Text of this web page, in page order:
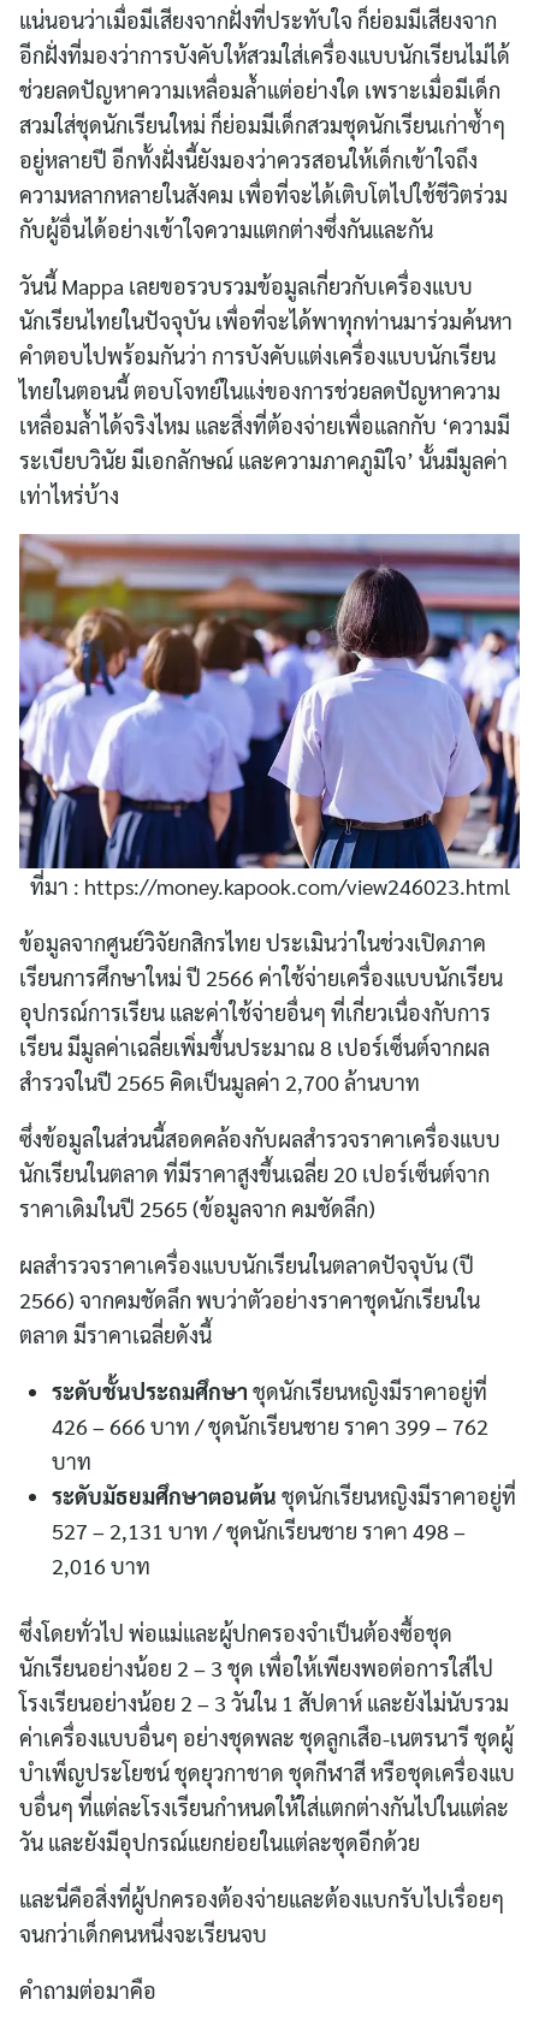
แน่นอนว่าเมื่อมีเสียงจากฝั่งที่ประทับใจ ก็ย่อมมีเสียงจาก
อีกฝั่งที่มองว่าการบังคับให้สวมใส่เครื่องแบบนักเรียนไม่ได้
ช่วยลดปัญหาความเหลื่อมล้ำแต่อย่างใด เพราะเมื่อมีเด็ก
สวมใส่ชุดนักเรียนใหม่ ก็ย่อมมีเด็กสวมชุดนักเรียนเก่าซ้ำๆ
อยู่หลายปี อีกทั้งฝั่งนี้ยังมองว่าควรสอนให้เด็กเข้าใจถึง
ความหลากหลายในสังคม เพื่อที่จะได้เติบโตไปใช้ชีวิตร่วม
กับผู้อื่นได้อย่างเข้าใจความแตกต่างซึ่งกันและกัน
วันนี้ Mappa เลยขอรวบรวมข้อมูลเกี่ยวกับเครื่องแบบ
นักเรียนไทยในปัจจุบัน เพื่อที่จะได้พาทุกท่านมาร่วมค้นหา
คำตอบไปพร้อมกันว่า การบังคับแต่งเครื่องแบบนักเรียน
ไทยในตอนนี้ ตอบโจทย์ในแง่ของการช่วยลดปัญหาความ
เหลื่อมล้ำได้จริงไหม และสิ่งที่ต้องจ่ายเพื่อแลกกับ ‘ความมี
ระเบียบวินัย มีเอกลักษณ์ และความภาคภูมิใจ’ นั้นมีมูลค่า
เท่าไหร่บ้าง
ที่มา : https://money.kapook.com/view246023.html
ข้อมูลจากศูนย์วิจัยกสิกรไทย ประเมินว่าในช่วงเปิดภาค
เรียนการศึกษาใหม่ ปี 2566 ค่าใช้จ่ายเครื่องแบบนักเรียน
อุปกรณ์การเรียน และค่าใช้จ่ายอื่นๆ ที่เกี่ยวเนื่องกับการ
เรียน มีมูลค่าเฉลี่ยเพิ่มขึ้นประมาณ 8 เปอร์เซ็นต์จากผล
สำรวจในปี 2565 คิดเป็นมูลค่า 2,700 ล้านบาท
ซึ่งข้อมูลในส่วนนี้สอดคล้องกับผลสำรวจราคาเครื่องแบบ
นักเรียนในตลาด ที่มีราคาสูงขึ้นเฉลี่ย 20 เปอร์เซ็นต์จาก
ราคาเดิมในปี 2565 (ข้อมูลจาก คมชัดลึก)
ผลสำรวจราคาเครื่องแบบนักเรียนในตลาดปัจจุบัน (ปี
2566) จากคมชัดลึก พบว่าตัวอย่างราคาชุดนักเรียนใน
ตลาด มีราคาเฉลี่ยดังนี้
ระดับชั้นประถมศึกษา ชุดนักเรียนหญิงมีราคาอยู่ที่
426 – 666 บาท / ชุดนักเรียนชาย ราคา 399 – 762
บาท
ระดับมัธยมศึกษาตอนต้น ชุดนักเรียนหญิงมีราคาอยู่ที่
527 – 2,131 บาท / ชุดนักเรียนชาย ราคา 498 –
2,016 บาท
ซึ่งโดยทั่วไป พ่อแม่และผู้ปกครองจำเป็นต้องซื้อชุด
นักเรียนอย่างน้อย 2 – 3 ชุด เพื่อให้เพียงพอต่อการใส่ไป
โรงเรียนอย่างน้อย 2 – 3 วันใน 1 สัปดาห์ และยังไม่นับรวม
ค่าเครื่องแบบอื่นๆ อย่างชุดพละ ชุดลูกเสือ-เนตรนารี ชุดผู้
บำเพ็ญประโยชน์ ชุดยุวกาชาด ชุดกีฬาสี หรือชุดเครื่องแบ
บอื่นๆ ที่แต่ละโรงเรียนกำหนดให้ใส่แตกต่างกันไปในแต่ละ
วัน และยังมีอุปกรณ์แยกย่อยในแต่ละชุดอีกด้วย
และนี่คือสิ่งที่ผู้ปกครองต้องจ่ายและต้องแบกรับไปเรื่อยๆ
จนกว่าเด็กคนหนึ่งจะเรียนจบ
คำถามต่อมาคือ